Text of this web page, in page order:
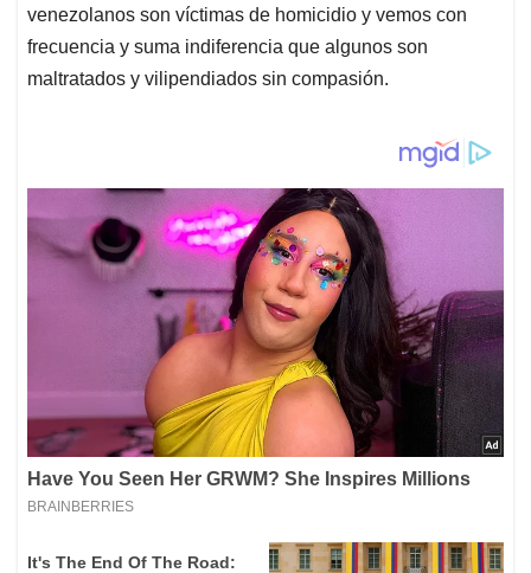
venezolanos son víctimas de homicidio y vemos con
frecuencia y suma indiferencia que algunos son
maltratados y vilipendiados sin compasión.